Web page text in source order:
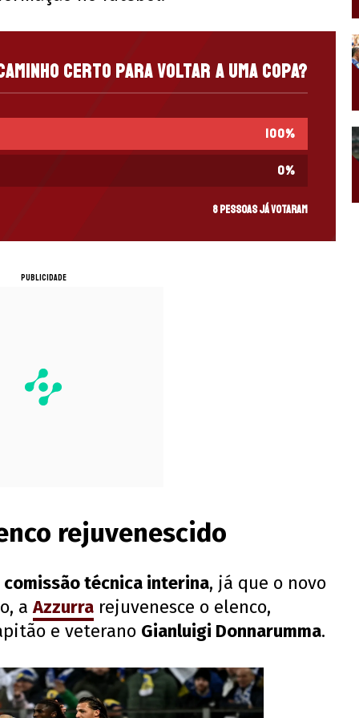
certo para voltar a uma Copa?
100%
0%
8 pessoas já votaram
PUBLICIDADE
rejuvenescido
comissão técnica interina, já que o novo
aAzzurra rejuvenesce o elenco,
e veterano Gianluigi Donnarumma.